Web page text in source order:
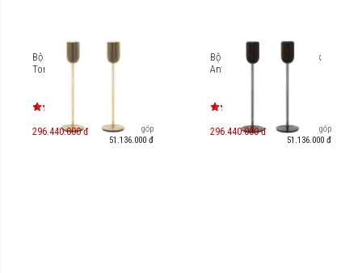
Bộ loa B&O Beolab 8 Gold
Tone (Floor Stand)
296.440.000 đ
Trả góp
51.136.000 đ
Bộ loa B&O Beolab 8 Black
Anthracite (Floor Stand)
296.440.000 đ
Trả góp
51.136.000 đ